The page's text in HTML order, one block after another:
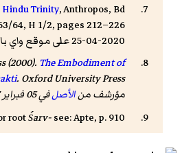
Hindu Trinity, Anthropos, Bd
64, H 1/2, pages 212–226
2020-04-25 على موقع واي باك مشين.
(2000). The Embodiment of
مؤرشف منالأصلفي 05 فبراير 2017.
rootśarv-see: Apte, p. 910.